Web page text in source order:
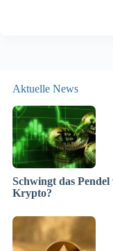
Aktuelle News
Schwingt das
Krypto?